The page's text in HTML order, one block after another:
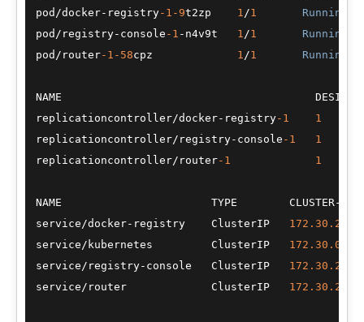
pod /docker- registry-1 -9t2zp 1/1
Running
pod / registry- console -1 - n4v9t 1/1
Running
pod / router-1 -58cpz 1/1 Running
NAME
replicationcontroller/docker- registry-1
1
replicationcontroller/ registry- console -1
1
replicationcontroller/ router-1 1
NAME                       TYPE        CLUSTER-
service/docker- registry    ClusterIP 172.30 .205
service/ kubernetes         ClusterIP 172.30 .0
service/ registry- console   ClusterIP 172.30 .204
service/ router             ClusterIP 172.30 .237